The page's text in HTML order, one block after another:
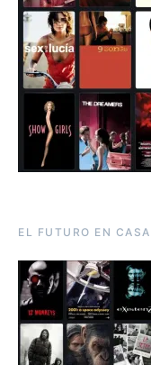
EL FUTURO EN CASA